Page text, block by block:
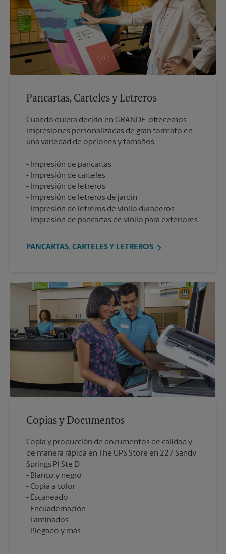
Pancartas, Carteles y Letreros
Cuando quiera decirlo en GRANDE, ofrecemos
impresiones personalizadas de gran formato en
Impresión de pancartas
Impresión de carteles
Impresión de letreros
Impresión de letreros de jardín
Impresión de letreros de vinilo duraderos
Impresión de pancartas de vinilo para exteriores
PANCARTAS, CARTELES Y LETREROS
Copias y Documentos
Copia y producción de documentos de calidad y
de manera rápida en The UPS Store en 227 Sandy
Springs Pl Ste D
Blanco y negro
Copia a color
Escaneado
Encuadernación
Laminados
Plegado y más